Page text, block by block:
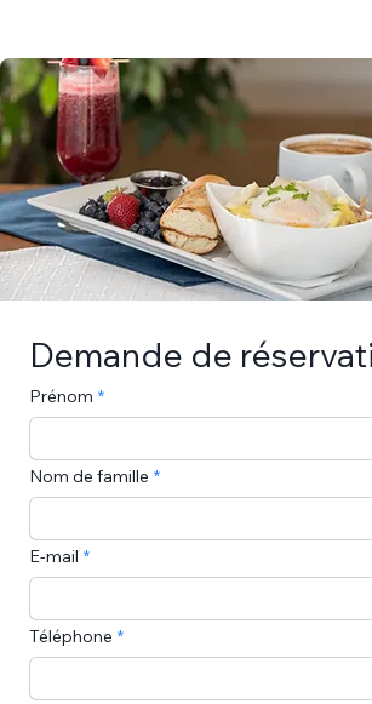
Demande de
Prénom
Nom de famille
E‑mail
Téléphone